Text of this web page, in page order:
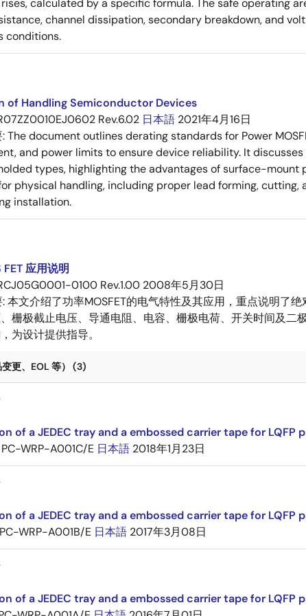
calculated by a specific formula. The safe operating
channel dissipation, secondary breakdown, and
conditions.
of Handling Semiconductor Devices
Rev.6.02 日本語 2021年4月16日
The document outlines derating standards for Power
and power limits to ensure device reliability. It
types, highlighting the advantages of surface-mount
physical handling, including proper lead forming,
installation.
应用说明
0100 Rev.1.00 2008年5月30日
本文介绍了功率MOSFET的电气特性及其应用，重点说明了
栅极截止电压、导通电阻、电容、栅极电荷、开关时间及二
为设计提供指导。
更、EOL 等） (3)
of a JEDEC tray and a embossed carrier tape for
PC-WRP-A001C/E 日本語 2018年1月23日
of a JEDEC tray and a embossed carrier tape for LQFP
PC-WRP-A001B/E 日本語 2017年3月08日
of a JEDEC tray and a embossed carrier tape for LQFP